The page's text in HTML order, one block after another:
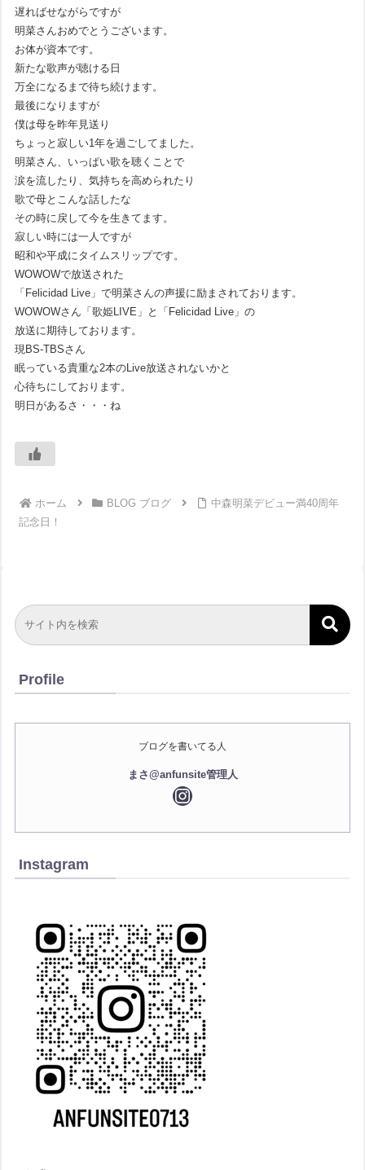
遅ればせながらですが
明菜さんおめでとうございます。
お体が資本です。
新たな歌声が聴ける日
万全になるまで待ち続けます。
最後になりますが
僕は母を昨年見送り
ちょっと寂しい1年を過ごしてました。
明菜さん、いっぱい歌を聴くことで
涙を流したり、気持ちを高められたり
歌で母とこんな話したな
その時に戻して今を生きてます。
寂しい時には一人ですが
昭和や平成にタイムスリップです。
WOWOWで放送された
「Felicidad Live」で明菜さんの声援に励まされております。
WOWOWさん「歌姫LIVE」と「Felicidad Live」の
放送に期待しております。
現BS-TBSさん
眠っている貴重な2本のLive放送されないかと
心待ちにしております。
明日があるさ・・・ね
ホーム BLOG ブログ
中森明菜デビュー満40周年
記念日！
Profile
ブログを書いてる人
まさ@anfunsite管理人
Instagram